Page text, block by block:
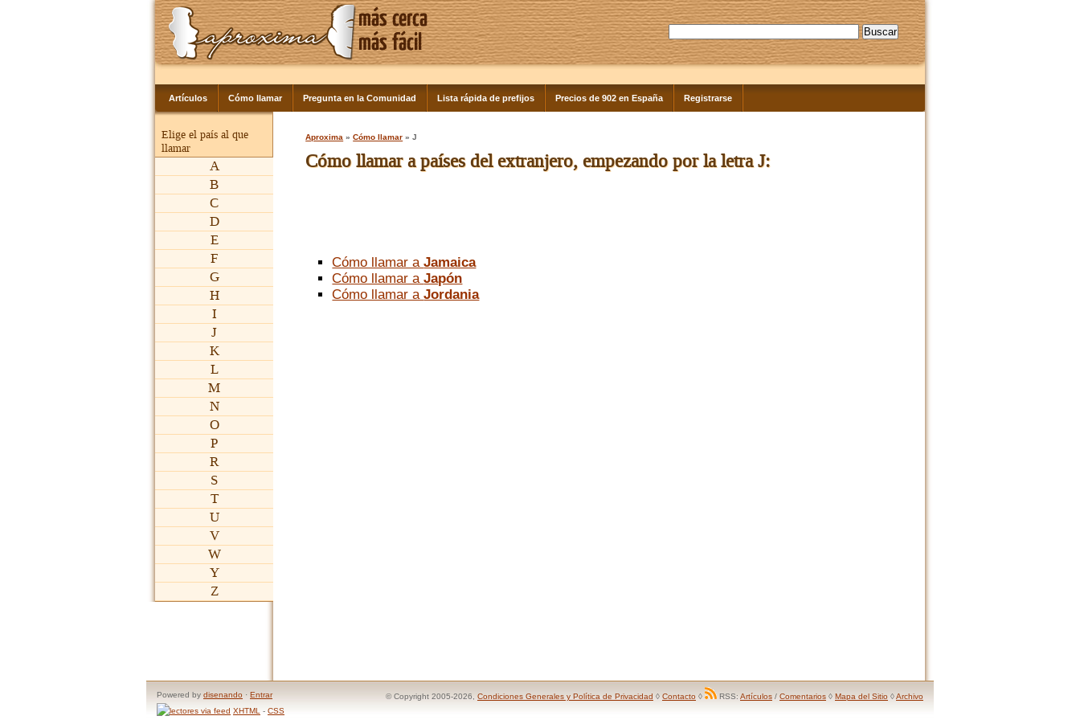
Artículos Cómo llamar Pregunta en la Comunidad Lista rápida de prefijos Precios de 902 en España Registrarse
Elige el país al que
llamar
A
B
C
D
E
F
G
H
I
J
K
L
M
N
O
P
R
S
T
U
V
W
Y
Z
Aproxima »Cómo llamar » J
Cómo llamar a países del extranjero, empezando por la letra J:
Cómo llamar aJamaica
Cómo llamar aJapón
Cómo llamar aJordania
© Copyright 2005-2026, Condiciones Generales y Política de Privacidad ◊ Contacto ◊ RSS: Artículos / Comentarios ◊ Mapa del Sitio ◊Archivo
Powered by disenando · Entrar
XHTML - CSS